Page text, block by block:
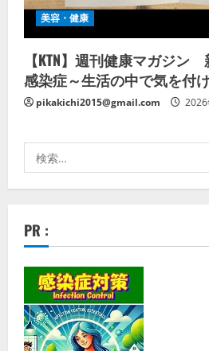
美容・健康
【KTN】週刊健康マガジン
感染症～生活の中で気を付
pikakichi2015@gmail.com 2026
索:
PR :